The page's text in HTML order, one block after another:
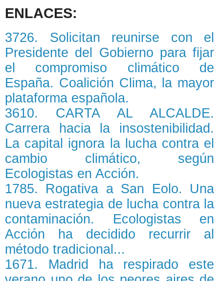
ENLACES:
3726. Solicitan reunirse con el
Presidente del Gobierno para fijar
el compromiso climático de
España. Coalición Clima, la mayor
plataforma española.
3610. CARTA AL ALCALDE.
Carrera hacia la insostenibilidad.
La capital ignora la lucha contra el
cambio climático, según
Ecologistas en Acción.
1785. Rogativa a San Eolo. Una
nueva estrategia de lucha contra la
contaminación. Ecologistas en
Acción ha decidido recurrir al
método tradicional...
1671. Madrid ha respirado este